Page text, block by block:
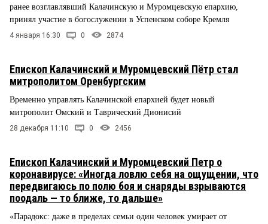
ранее возглавлявший Калачинскую и Муромцевскую епархию,
принял участие в богослужении в Успенском соборе Кремля
4 января 16:30 0 2874
Епископ Калачинский и Муромцевский Пётр стал
митрополитом Оренбургским
Временно управлять Калачинской епархией будет новый
митрополит Омский и Таврический Дионисий
28 декабря 11:10 0 2456
Епископ Калачинский и Муромцевский Петр о
коронавирусе: «Иногда ловлю себя на ощущении, что
передвигаюсь по полю боя и снаряды взрываются
поодаль — то ближе, то дальше»
«Парадокс: даже в пределах семьи один человек умирает от